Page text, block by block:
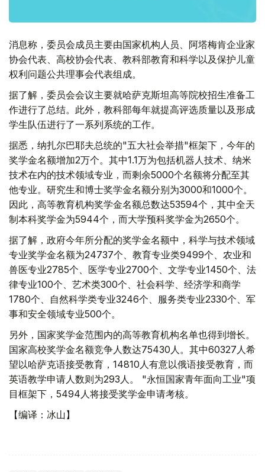
消息称，委员会成员主要由国家机构人员、阿塔梅肯企业家
协会代表、高校协会代表、教科部教育和科学以及保护儿童
权利问题公共理事会代表组成。
据了解，委员会会议主要就哈萨克斯坦高等院校招生准备工
作进行了总结。此外，教科部每年就提高评选质量以及形成
学生队伍进行了一系列系统的工作。
据悉，纳扎尔巴耶夫总统的"五大社会举措"框架下，今年的
奖学金名额增加2万个。其中1.1万为包括机器人技术、纳米
技术在内的技术领域专业，而剩余5000个名额将分配至其
他专业。研究生和博士奖学金名额分别为3000和1000个。
因此，高等教育机构奖学金名额总数达53594个，其中全天
制本科奖学金为5944个，而大学预科奖学金为2650个。
据了解，政府今年所分配的奖学金名额中，科学与技术领域
专业奖学金名额为24737个、教育专业类9499个、农业和
兽医专业2785个、医学专业2700个、文学专业1450个、法
律专业100个、艺术类300个、社会科学、经济学和商学
1780个、自然科学类专业3246个、服务类专业2330个、军
事和安全领域专业500个。
另外，国家奖学金范围内的高等教育机构名单也得到增长。
国家高校奖学金名额竞争人数达75430人。其中60327人希
望以哈萨克语接受教育，14810人有意以俄语接受教育，而
英语教学申请人数则为293人。 "永恒国家青年面向工业"项
目框架下，5494人将接受奖学金申请考核。
【编译：冰山】